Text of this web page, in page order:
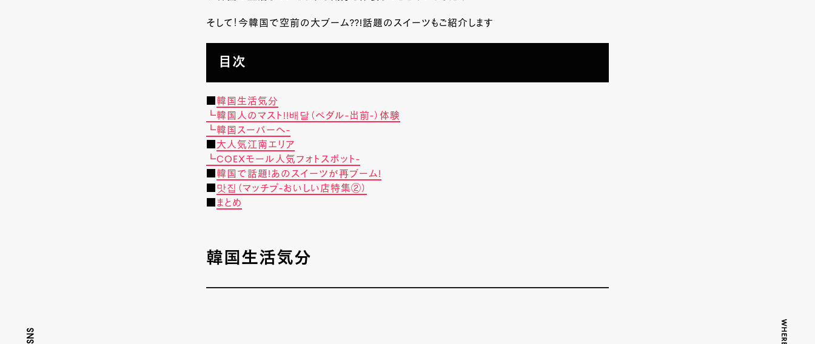
SNS
そして！今韓国で空前の大ブーム??!話題のスイーツもご紹介します
目次
韓国生活気分
┗韓国人のマスト!!배달（ペダル-出前-）体験
┗韓国スーパーへ-
大人気江南エリア
┗COEXモール人気フォトスポット-
韓国で話題!あのスイーツが再ブーム!
맛집（マッチプ-おいしい店特集②）
まとめ
韓国生活気分